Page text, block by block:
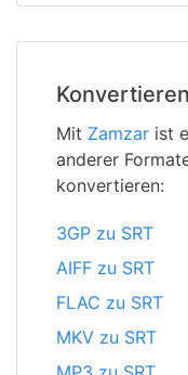
Mit Zamzar ist
anderer
konvertieren:
3GP zu SRT
AIFF zu SRT
FLAC zu SRT
MKV zu SRT